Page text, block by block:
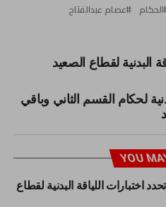
الحكام عصام عبدالفتاح
البدنية لقطاع الصعيد
لحكام القسم الثاني وباقي
YOU
اختبارات اللياقة البدنية لقطاع